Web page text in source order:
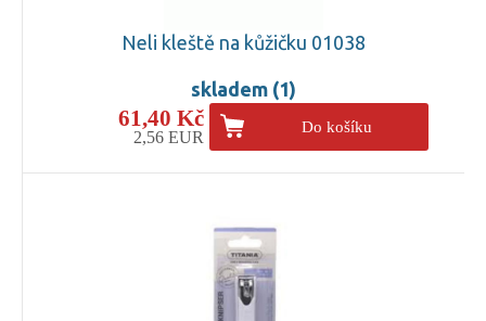
Neli kleště na kůžičku 01038
skladem (1)
61,40 Kč
2,56 EUR
Do košíku